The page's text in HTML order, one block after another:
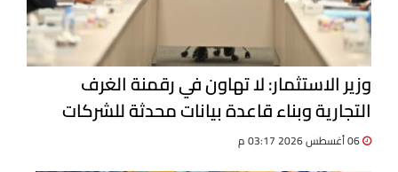
وزير الاستثمار: لا تهاون في رقمنة الغرف
التجارية وبناء قاعدة بيانات محدثة للشركات